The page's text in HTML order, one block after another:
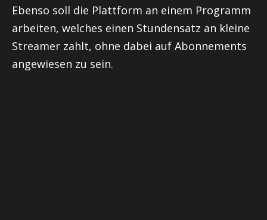
Ebenso soll die Plattform an einem Programm
arbeiten, welches einen Stundensatz an kleine
Streamer zahlt, ohne dabei auf Abonnements
angewiesen zu sein.